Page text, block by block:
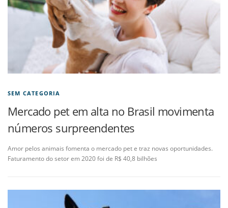
SEM CATEGORIA
Mercado pet em alta no Brasil movimenta
números surpreendentes
Amor pelos animais fomenta o mercado pet e traz novas oportunidades.
Faturamento do setor em 2020 foi de R$ 40,8 bilhões